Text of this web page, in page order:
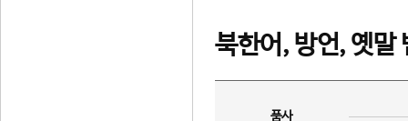
북한어, 방언, 옛말
품사